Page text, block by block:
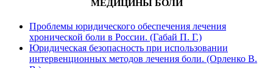
МЕДИЦИНЫ БОЛИ
Проблемы юридического обеспечения лечения
хронической боли в России. (Габай П. Г.)
Юридическая безопасность при использовании
интервенционных методов лечения боли. (Орленко В.